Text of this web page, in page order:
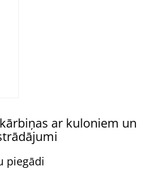
ar kuloniem un
piegādi